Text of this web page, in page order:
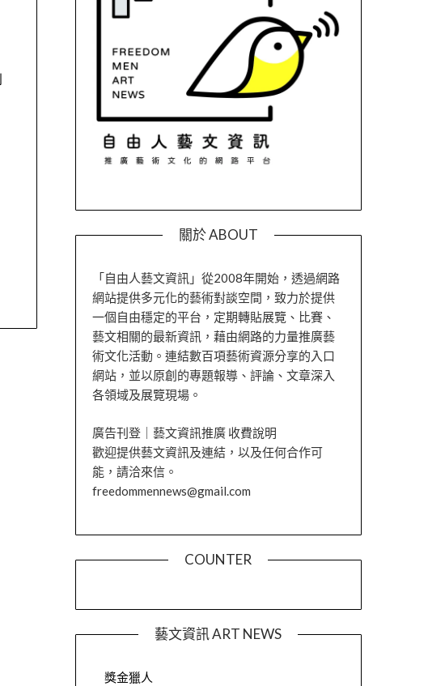
關於 ABOUT
「自由人藝文資訊」從2008年開始，透過網路
網站提供多元化的藝術對談空間，致力於提供
一個自由穩定的平台，定期轉貼展覽、比賽、
藝文相關的最新資訊，藉由網路的力量推廣藝
術文化活動。連結數百項藝術資源分享的入口
網站，並以原創的專題報導、評論、文章深入
各領域及展覽現場。
廣告刊登｜藝文資訊推廣 收費說明
歡迎提供藝文資訊及連結，以及任何合作可
能，請洽來信。
freedommennews@gmail.com
COUNTER
藝文資訊 ART NEWS
獎金獵人